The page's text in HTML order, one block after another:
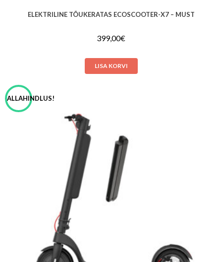
ELEKTRILINE TÕUKERATAS ECOSCOOTER-X7 – MUST
399,00€
LISA KORVI
ALLAHINDLUS!